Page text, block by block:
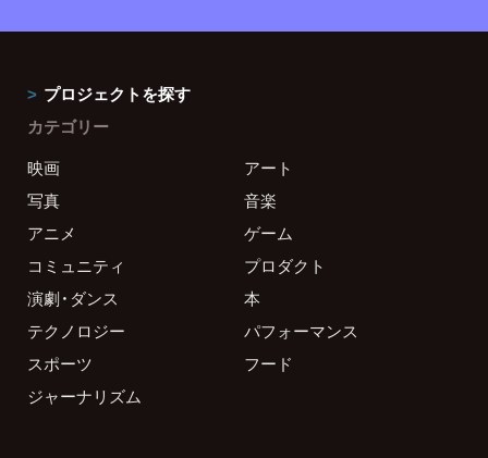
プロジェクトを探す
カテゴリー
映画
アート
写真
音楽
アニメ
ゲーム
コミュニティ
プロダクト
演劇・ダンス
本
テクノロジー
パフォーマンス
スポーツ
フード
ジャーナリズム